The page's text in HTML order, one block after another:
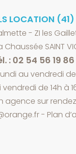
LOCATION (41)
- ZI les
Chaussée SAINT
: 02 54 56 19 86
au vendredi
vendredi de 14h à
agence sur
- Plan